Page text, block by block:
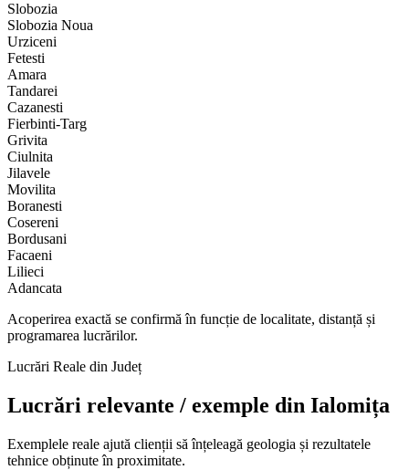
Slobozia
Slobozia Noua
Urziceni
Fetesti
Amara
Tandarei
Cazanesti
Fierbinti-Targ
Grivita
Ciulnita
Jilavele
Movilita
Boranesti
Cosereni
Bordusani
Facaeni
Lilieci
Adancata
Acoperirea exactă se confirmă în funcție de localitate, distanță și
programarea lucrărilor.
Lucrări Reale din Județ
Lucrări relevante / exemple din Ialomița
Exemplele reale ajută clienții să înțeleagă geologia și rezultatele
tehnice obținute în proximitate.